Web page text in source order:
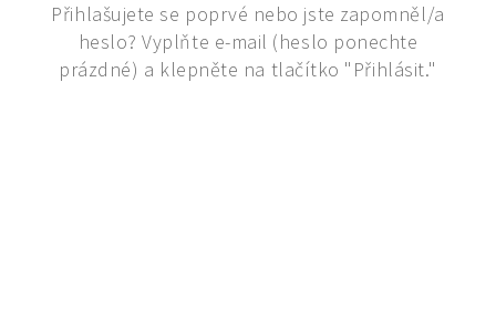
Přihlašujete se poprvé nebo jste zapomněl/a
heslo? Vyplňte e-mail (heslo ponechte
prázdné) a klepněte na tlačítko "Přihlásit."